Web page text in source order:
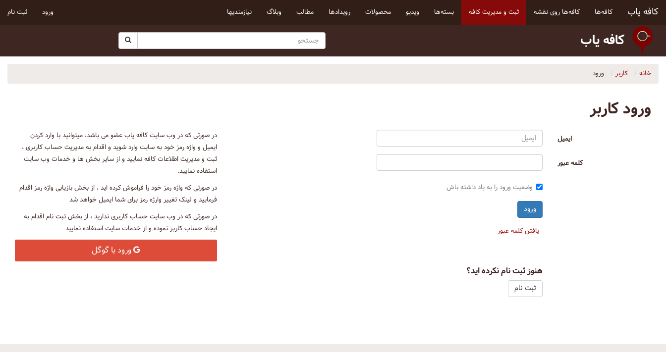
کافه یاب کافه‌ها کافه‌ها روی نقشه ثبت و مدیریت کافه بسته‌ها ویدیو محصولات رویداد‌ها مطالب وبلاگ نیازمندیها ورود ثبت نام
کافه یاب
خانه کاربر ورود
ورود کاربر
ایمیل
کلمه عبور
وضعیت ورود را به یاد داشته باش
یافتن کلمه عبور
هنوز ثبت نام نکرده اید؟
ثبت نام
در صورتی که در وب سایت کافه یاب عضو می باشد، میتوانید با وارد کردن
ایمیل و واژه رمز خود به سایت وارد شوید و اقدام به مدیریت حساب کاربری ،
ثبت و مدیریت اطلاعات کافه نمایید و از سایر بخش ها و خدمات وب سایت
استفاده نمایید.
در صورتی که واژه رمز خود را فراموش کرده اید ، از بخش بازیابی واژه رمز اقدام
فرمایید و لینک تغییر وارژه رمز برای شما ایمیل خواهد شد
در صورتی که در وب سایت حساب کاربری ندارید ، از بخش ثبت نام اقدام به
ایجاد حساب کاربر نموده و از خدمات سایت استفاده نمایید
ورود با گوگل